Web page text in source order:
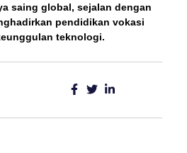
saing global, sejalan dengan
pendidikan vokasi
teknologi.